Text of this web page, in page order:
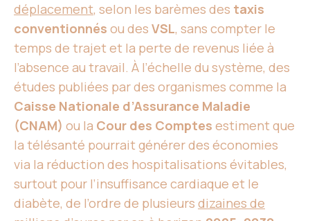
déplacement, selon les barèmes des taxis
conventionnés ou des VSL, sans compter le
temps de trajet et la perte de revenus liée à
l’absence au travail. À l’échelle du système, des
études publiées par des organismes comme la
Caisse Nationale d’Assurance Maladie
(CNAM) ou la Cour des Comptes estiment que
la télésanté pourrait générer des économies
via la réduction des hospitalisations évitables,
surtout pour l’insuffisance cardiaque et le
diabète, de l’ordre de plusieurs dizaines de